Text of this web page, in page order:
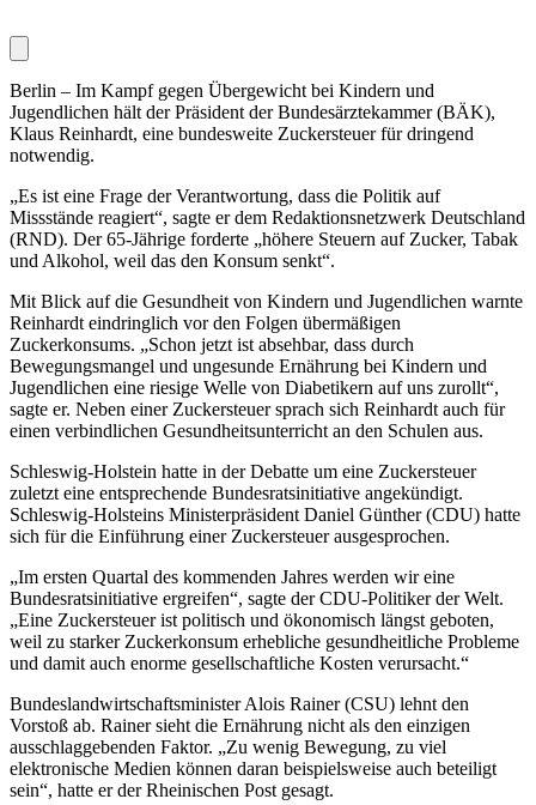
Berlin – Im Kampf gegen Übergewicht bei Kindern und
Jugendlichen hält der Präsident der Bundesärztekammer (BÄK),
Klaus Reinhardt, eine bundesweite Zuckersteuer für dringend
notwendig.
„Es ist eine Frage der Verantwortung, dass die Politik auf
Missstände reagiert“, sagte er dem Redaktionsnetzwerk Deutschland
(RND). Der 65-Jährige forderte „höhere Steuern auf Zucker, Tabak
und Alkohol, weil das den Konsum senkt“.
Mit Blick auf die Gesundheit von Kindern und Jugendlichen warnte
Reinhardt eindringlich vor den Folgen übermäßigen
Zuckerkonsums. „Schon jetzt ist absehbar, dass durch
Bewegungsmangel und ungesunde Ernährung bei Kindern und
Jugendlichen eine riesige Welle von Diabetikern auf uns zurollt“,
sagte er. Neben einer Zuckersteuer sprach sich Reinhardt auch für
einen verbindlichen Gesundheitsunterricht an den Schulen aus.
Schleswig-Holstein hatte in der Debatte um eine Zuckersteuer
zuletzt eine entsprechende Bundesratsinitiative angekündigt.
Schleswig-Holsteins Ministerpräsident Daniel Günther (CDU) hatte
sich für die Einführung einer Zuckersteuer ausgesprochen.
„Im ersten Quartal des kommenden Jahres werden wir eine
Bundesratsinitiative ergreifen“, sagte der CDU-Politiker derWelt.
„Eine Zuckersteuer ist politisch und ökonomisch längst geboten,
weil zu starker Zuckerkonsum erhebliche gesundheitliche Probleme
und damit auch enorme gesellschaftliche Kosten verursacht.“
Bundeslandwirtschaftsminister Alois Rainer (CSU) lehnt den
Vorstoß ab. Rainer sieht die Ernährung nicht als den einzigen
ausschlaggebenden Faktor. „Zu wenig Bewegung, zu viel
elektronische Medien können daran beispielsweise auch beteiligt
sein“, hatte er derRheinischen Post gesagt.